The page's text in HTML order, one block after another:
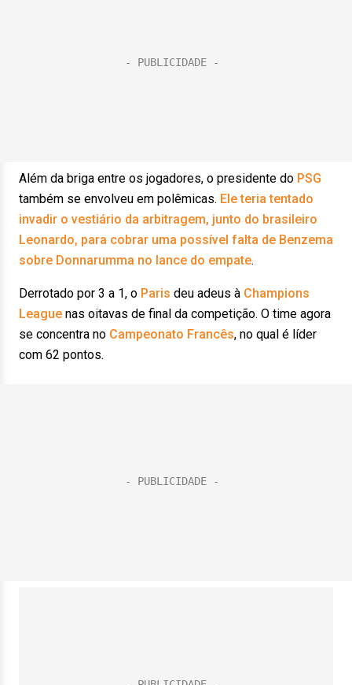
Além da briga entre os jogadores, o presidente do PSG
também se envolveu em polêmicas. Ele teria tentado
invadir o vestiário da arbitragem, junto do brasileiro
Leonardo, para cobrar uma possível falta de Benzema
sobre Donnarumma no lance do empate.
Derrotado por 3 a 1, o Paris deu adeus à Champions
League nas oitavas de final da competição. O time agora
se concentra no Campeonato Francês, no qual é líder
com 62 pontos.